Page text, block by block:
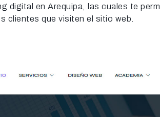
digital en Arequipa, las cuales te
clientes que visiten el sitio web.